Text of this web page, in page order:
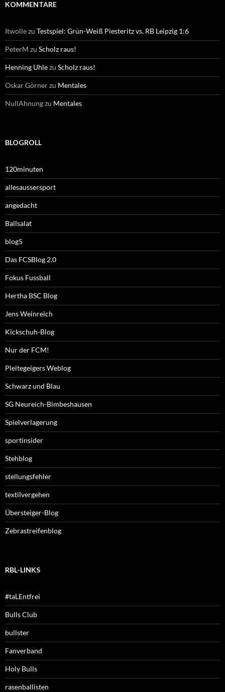
KOMMENTARE
Itwollezu Testspiel: Grün-Weiß Piesteritz vs. RB Leipzig 1:6
PeterM zu Scholz raus!
Henning Uhlezu Scholz raus!
Oskar Görnerzu Mentales
NullAhnungzu Mentales
BLOGROLL
120minuten
allesaussersport
angedacht
Ballsalat
blog5
Das FCSBlog 2.0
Fokus Fussball
Hertha BSC Blog
Jens Weinreich
Kickschuh-Blog
Nur der FCM!
Pleitegeigers Weblog
Schwarz und Blau
SG Neureich-Bimbeshausen
Spielverlagerung
sportinsider
Stehblog
stellungsfehler
textilvergehen
Übersteiger-Blog
Zebrastreifenblog
RBL-LINKS
#taLEntfrei
Bulls Club
bullster
Fanverband
Holy Bulls
rasenballisten